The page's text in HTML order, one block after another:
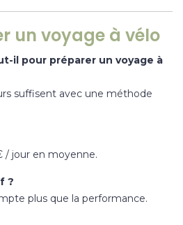
un voyage à vélo
il pour préparer un voyage à
suffisent avec une méthode
/ jour en moyenne.
?
plus que la performance.